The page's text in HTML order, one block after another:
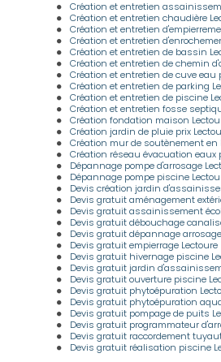
Création et entretien
Création et entretien chaudière
Création et entretien
Création et entretien
Création et entretien de bassin
Création et entretien de chemin
Création et entretien de cuve eau
Création et entretien de parking
Création et entretien de piscine
Création et entretien fosse
Création fondation maison
Création jardin de pluie prix
Création mur de soutènement en
Création réseau évacuation eaux
Dépannage pompe d'arrosage
Dépannage pompe piscine
Devis création jardin
Devis gratuit aménagement
Devis gratuit assainissement
Devis gratuit débouchage
Devis gratuit dépannage
Devis gratuit empierrage Lectoure
Devis gratuit hivernage piscine
Devis gratuit jardin
Devis gratuit ouverture piscine
Devis gratuit phytoépuration
Devis gratuit phytoépuration
Devis gratuit pompage de puits
Devis gratuit programmateur
Devis gratuit raccordement
Devis gratuit réalisation piscine